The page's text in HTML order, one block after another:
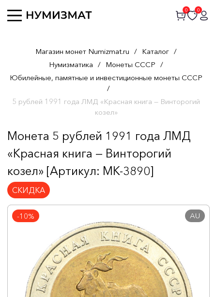
0 0
Магазин монет Numizmat.ru / Каталог /
Нумизматика / Монеты СССР /
Юбилейные, памятные и инвестиционные монеты СССР
/
5 рублей 1991 года ЛМД «Красная книга — Винторогий
козел»
Монета 5 рублей 1991 года ЛМД
«Красная книга — Винторогий
козел» [Артикул: MK-3890]
СКИДКА
-10% AU